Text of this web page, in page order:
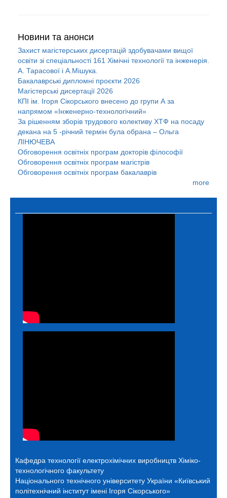
Новини та анонси
Захист магістерських дисертацій здобувачами вищої
освіти зі спеціальності 161 Хімічні технології та інженерія.
А. Тарасової і А.Мішука.
Бакалаврські дипломні проєкти 2026
Магістерські дисертації 2026
КПІ ім. Ігоря Сікорського внесено до групи А за
напрямом «Інженерно-технологічний»
За рішенням зборів трудового колективу ХТФ на посаду
декана на 5 -річний термін була обрана – Ольга
ЛІНЮЧЕВА
Обговорення освітніх програм докторів філософії
Обговорення освітніх програм магістрів
Обговорення освітніх програм бакалаврів
more
Кафедра технології електрохімічних виробництв Хіміко-
технологічного факультету
Національного технічного університету України «Київський
політехнічний інститут імені Ігоря Сікорського»